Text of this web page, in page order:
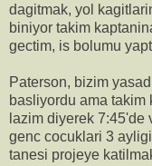
dagitmak, yol
biniyor takim
gectim, is bolumu
Paterson, bizim
basliyordu ama
lazim diyerek
genc cocuklari 3
tanesi projeye